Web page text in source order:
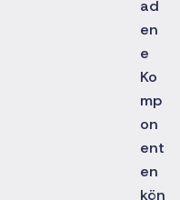
ad
en
e
Ko
mp
on
ent
en
kön